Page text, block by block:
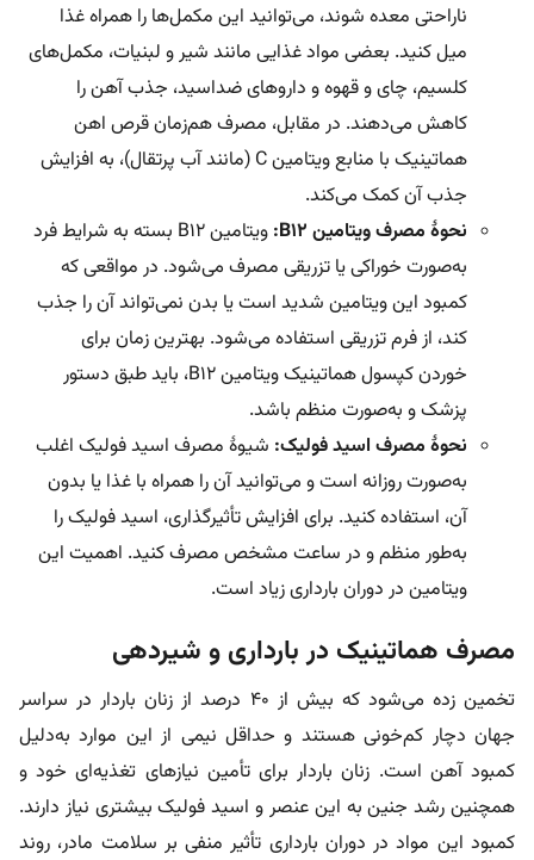
ناراحتی معده شوند، می‌توانید این مکمل‌ها را همراه غذا
میل کنید. بعضی مواد غذایی مانند شیر و لبنیات، مکمل‌های
کلسیم، چای و قهوه و داروهای ضداسید، جذب آهن را
کاهش می‌دهند. در مقابل، مصرف هم‌زمان قرص اهن
هماتینیک با منابع ویتامین C (مانند آب پرتقال)، به افزایش
جذب آن کمک می‌کند.
نحوۀ مصرف ویتامین B12:
ویتامین B12 بسته به شرایط فرد
به‌صورت خوراکی یا تزریقی مصرف می‌شود. در مواقعی که
کمبود این ویتامین شدید است یا بدن نمی‌تواند آن را جذب
کند، از فرم تزریقی استفاده می‌شود. بهترین زمان برای
خوردن کپسول هماتینیک ویتامین B12، باید طبق دستور
پزشک و به‌صورت منظم باشد.
نحوۀ مصرف اسید فولیک: شیوۀ مصرف اسید فولیک اغلب
به‌صورت روزانه است و می‌توانید آن را همراه با غذا یا بدون
آن، استفاده کنید. برای افزایش تأثیرگذاری، اسید فولیک را
به‌طور منظم و در ساعت مشخص مصرف کنید. اهمیت این
ویتامین در دوران بارداری زیاد است.
مصرف هماتینیک در بارداری و شیردهی
تخمین زده می‌شود که بیش از ۴۰ درصد از زنان باردار در سراسر
جهان دچار کم‌خونی هستند و حداقل نیمی از این موارد به‌دلیل
کمبود آهن است. زنان باردار برای تأمین نیازهای تغذیه‌ای خود و
همچنین رشد جنین به این عنصر و اسید فولیک بیشتری نیاز دارند.
کمبود این مواد در دوران بارداری تأثیر منفی بر سلامت مادر، روند